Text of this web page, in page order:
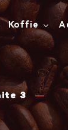
Koffie
3